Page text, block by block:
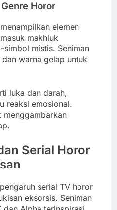
Horor
elemen
makhluk
simbol mistis. Seniman
warna gelap untuk
luka dan darah,
reaksi emosional.
menggambarkan
Serial Horor
pengaruh serial TV horor
eksorsis. Seniman